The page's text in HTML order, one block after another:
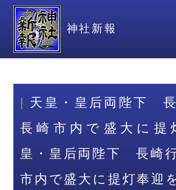
神社新報
天皇・皇后両陛下
長崎市内で盛大に提
皇・皇后両陛下 長崎
市内で盛大に提灯奉迎